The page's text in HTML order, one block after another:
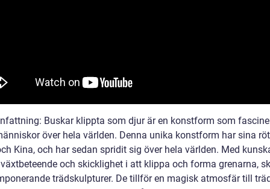
Buskar klippta som djur är en konstform som
över hela världen. Denna unika konstform har sina
Kina, och har sedan spridit sig över hela världen. Med
och skicklighet i att klippa och forma grenarna,
trädskulpturer. De tillför en magisk atmosfär till